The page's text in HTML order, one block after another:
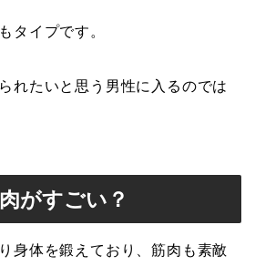
タイプです。
れたいと思う男性に入るのでは
がすごい？
身体を鍛えており、筋肉も素敵